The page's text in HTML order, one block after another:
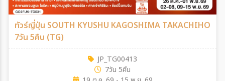
ทัวร์ญี่ปุ่น SOUTH KYUSHU KAGOSHIMA TAKACHIHO
7วัน 5คืน (TG)
JP_TG00413
7วัน 5คืน